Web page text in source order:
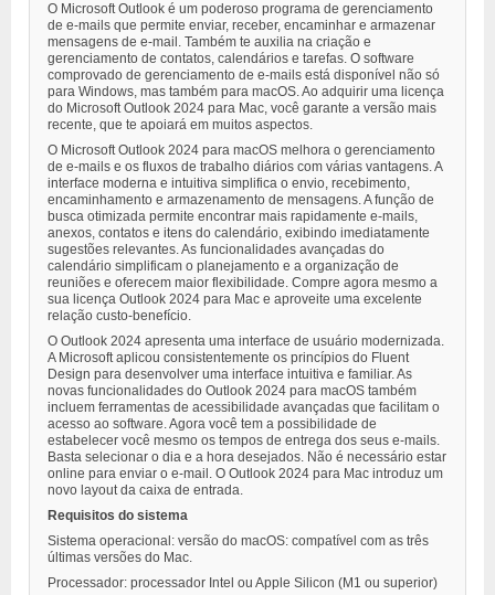
O Microsoft Outlook é um poderoso programa de gerenciamento
de e-mails que permite enviar, receber, encaminhar e armazenar
mensagens de e-mail. Também te auxilia na criação e
gerenciamento de contatos, calendários e tarefas. O software
comprovado de gerenciamento de e-mails está disponível não só
para Windows, mas também para macOS. Ao adquirir uma licença
do Microsoft Outlook 2024 para Mac, você garante a versão mais
recente, que te apoiará em muitos aspectos.
O Microsoft Outlook 2024 para macOS melhora o gerenciamento
de e-mails e os fluxos de trabalho diários com várias vantagens. A
interface moderna e intuitiva simplifica o envio, recebimento,
encaminhamento e armazenamento de mensagens. A função de
busca otimizada permite encontrar mais rapidamente e-mails,
anexos, contatos e itens do calendário, exibindo imediatamente
sugestões relevantes. As funcionalidades avançadas do
calendário simplificam o planejamento e a organização de
reuniões e oferecem maior flexibilidade. Compre agora mesmo a
sua licença Outlook 2024 para Mac e aproveite uma excelente
relação custo-benefício.
O Outlook 2024 apresenta uma interface de usuário modernizada.
A Microsoft aplicou consistentemente os princípios do Fluent
Design para desenvolver uma interface intuitiva e familiar. As
novas funcionalidades do Outlook 2024 para macOS também
incluem ferramentas de acessibilidade avançadas que facilitam o
acesso ao software. Agora você tem a possibilidade de
estabelecer você mesmo os tempos de entrega dos seus e-mails.
Basta selecionar o dia e a hora desejados. Não é necessário estar
online para enviar o e-mail. O Outlook 2024 para Mac introduz um
novo layout da caixa de entrada.
Requisitos do sistema
Sistema operacional: versão do macOS: compatível com as três
últimas versões do Mac.
Processador: processador Intel ou Apple Silicon (M1 ou superior)